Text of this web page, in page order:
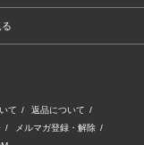
て / 返品について /
/ メルマガ登録・解除 /